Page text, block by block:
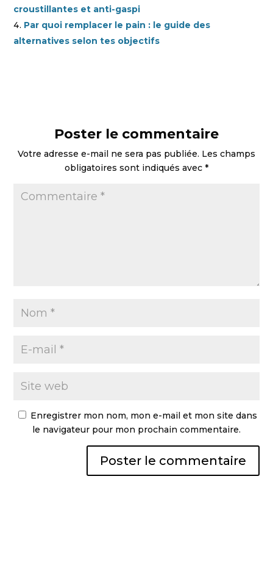
croustillantes et anti-gaspi
Par quoi remplacer le pain : le guide des
alternatives selon tes objectifs
Poster le commentaire
Votre adresse e-mail ne sera pas publiée. Les champs
obligatoires sont indiqués avec *
Enregistrer mon nom, mon e-mail et mon site dans
le navigateur pour mon prochain commentaire.